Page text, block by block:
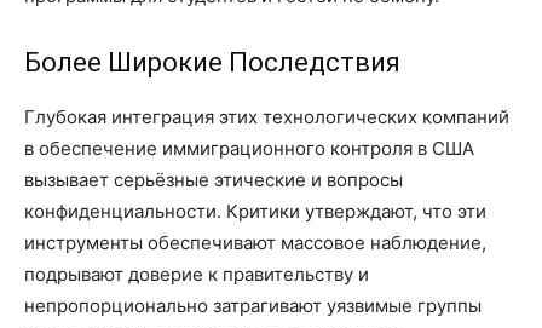
Более Широкие Последствия
Глубокая интеграция этих технологических компаний
в обеспечение иммиграционного контроля в США
вызывает серьёзные этические и вопросы
конфиденциальности. Критики утверждают, что эти
инструменты обеспечивают массовое наблюдение,
подрывают доверие к правительству и
непропорционально затрагивают уязвимые группы